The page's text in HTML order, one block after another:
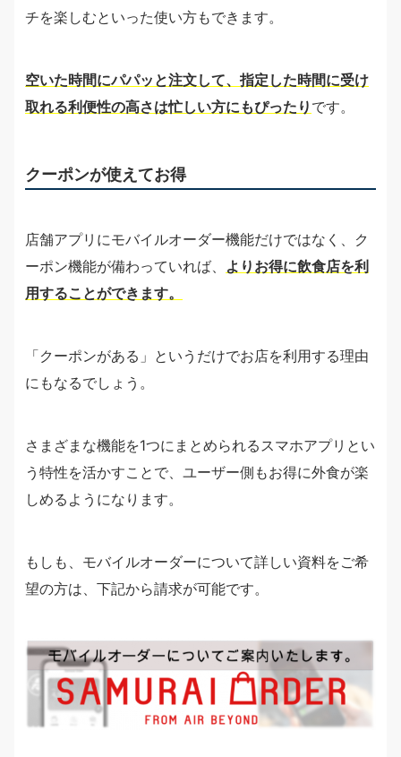
チを楽しむといった使い方もできます。
空いた時間にパパッと注文して、指定した時間に受け
取れる利便性の高さは忙しい方にもぴったり です。
クーポンが使えてお得
店舗アプリにモバイルオーダー機能だけではなく、ク
ーポン機能が備わっていれば、 よりお得に飲食店を利
用することができます。
「クーポンがある」というだけでお店を利用する理由
にもなるでしょう。
さまざまな機能を1つにまとめられるスマホアプリとい
う特性を活かすことで、ユーザー側もお得に外食が楽
しめるようになります。
もしも、モバイルオーダーについて詳しい資料をご希
望の方は、下記から請求が可能です。